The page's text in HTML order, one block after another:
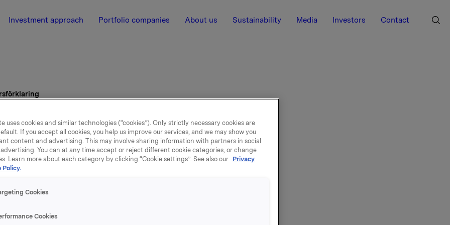
Investment approach Portfolio companies About us Sustainability Media Investors Contact
uses cookies and similar technologies (“cookies”). Only strictly necessary cookies are
If you accept all cookies, you help us improve our services, and we may show you
content and advertising. This may involve sharing information with partners in social
You can at any time accept or reject different cookie categories, or change
Learn more about each category by clicking “Cookie settings”. See also our Privacy
Policy.
Cookies
Cookies